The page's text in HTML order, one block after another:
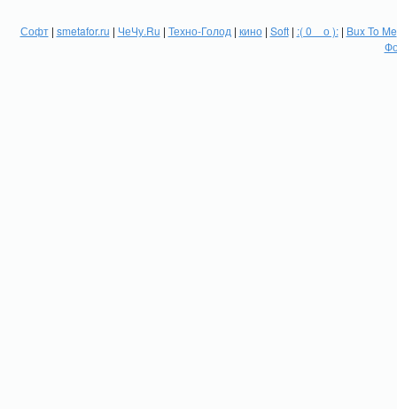
Софт| smetafor.ru | ЧеЧу.Ru | Техно-Голод | кино| Soft| :( 0 _ о ):| Bux To Me